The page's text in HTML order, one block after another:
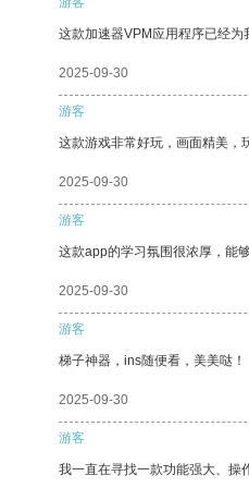
这款加速器VPM应用程序已经为
2025-09-30
游客
这款游戏非常好玩，画面精美，
2025-09-30
游客
这款app的学习氛围很浓厚，能
2025-09-30
游客
梯子神器，ins随便看，美美哒！
2025-09-30
游客
我一直在寻找一款功能强大、操